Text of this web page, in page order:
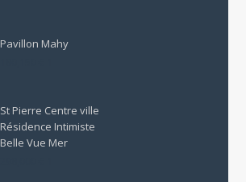
Pavillon Mahy
St Pierre Centre ville
Résidence Intimiste
Belle Vue Mer